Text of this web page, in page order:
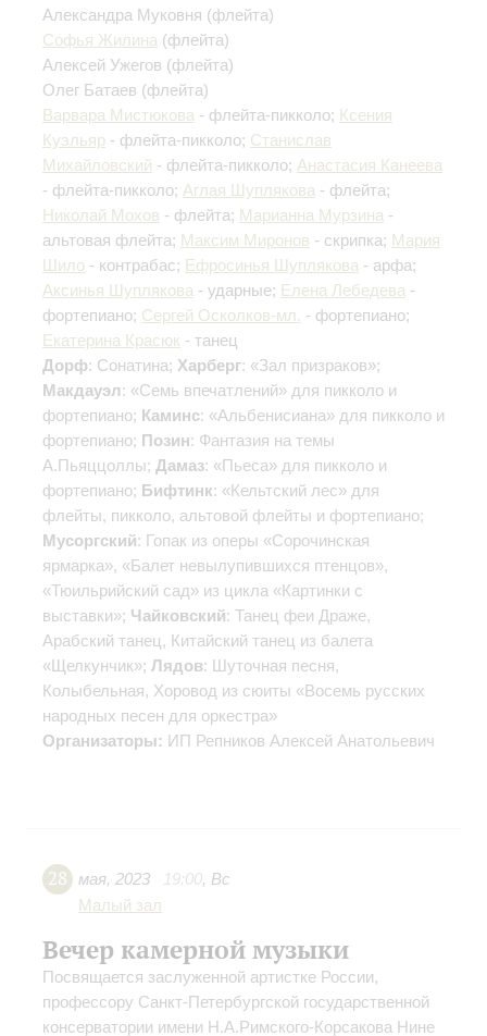
Александра Муковня (флейта)
Софья Жилина (флейта)
Алексей Ужегов (флейта)
Олег Батаев (флейта)
Варвара Мистюкова - флейта-пикколо; Ксения
Куэльяр - флейта-пикколо; Станислав
Михайловский - флейта-пикколо; Анастасия Канеева
- флейта-пикколо; Аглая Шуплякова - флейта;
Николай Мохов - флейта; Марианна Мурзина -
альтовая флейта; Максим Миронов - скрипка; Мария
Шило - контрабас; Ефросинья Шуплякова - арфа;
Аксинья Шуплякова - ударные; Елена Лебедева -
фортепиано; Сергей Осколков-мл. - фортепиано;
Екатерина Красюк - танец
Дорф: Сонатина; Харберг: «Зал призраков»;
Макдауэл: «Семь впечатлений» для пикколо и
фортепиано; Каминс: «Альбенисиана» для пикколо и
фортепиано; Позин: Фантазия на темы
А.Пьяццоллы; Дамаз: «Пьеса» для пикколо и
фортепиано; Бифтинк: «Кельтский лес» для
флейты, пикколо, альтовой флейты и фортепиано;
Мусоргский: Гопак из оперы «Сорочинская
ярмарка», «Балет невылупившихся птенцов»,
«Тюильрийский сад» из цикла «Картинки с
выставки»; Чайковский: Танец феи Драже,
Арабский танец, Китайский танец из балета
«Щелкунчик»; Лядов: Шуточная песня,
Колыбельная, Хоровод из сюиты «Восемь русских
народных песен для оркестра»
Организаторы: ИП Репников Алексей Анатольевич
28 мая, 2023 19:00, Вс
Малый зал
Вечер камерной музыки
Посвящается заслуженной артистке России,
профессору Санкт-Петербургской государственной
консерватории имени Н.А.Римского-Корсакова Нине